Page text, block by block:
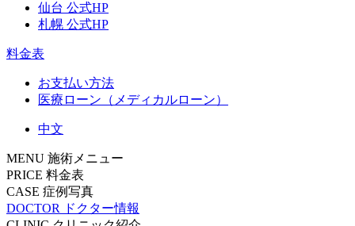
仙台 公式HP
札幌 公式HP
料金表
お支払い方法
医療ローン（メディカルローン）
中文
MENU 施術メニュー
PRICE 料金表
CASE 症例写真
DOCTOR
ドクター情報